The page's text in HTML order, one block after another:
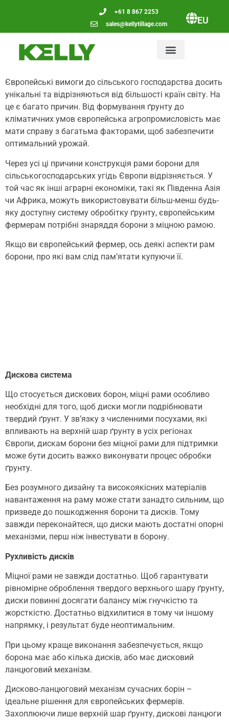
+61 8 867 2253
sales@kellytillage.com
EU
Європейські вимоги до сільського господарства досить
унікальні та відрізняються від більшості країн світу. На
це є багато причин. Від формування ґрунту до
кліматичних умов європейська агропромисловість має
мати справу з багатьма факторами, щоб забезпечити
оптимальний урожай.
Через усі ці причини конструкція рами борони для
сільськогосподарських угідь Європи відрізняється. У
той час як інші аграрні економіки, такі як Південна Азія
чи Африка, можуть використовувати більш-менш будь-
яку доступну систему обробітку ґрунту, європейським
фермерам потрібні знаряддя борони з міцною рамою.
Якщо ви європейський фермер, ось деякі аспекти рам
борони, про які вам слід пам’ятати купуючи її.
Дискова система
Що стосується дискових борон, міцні рами особливо
необхідні для того, щоб диски могли подрібнювати
твердий ґрунт. У зв’язку з численними посухами, які
впливають на верхній шар ґрунту в усіх регіонах
Європи, дискам борони без міцної рами для підтримки
може бути досить важко виконувати процес обробки
ґрунту.
Без розумного дизайну та високоякісних матеріалів
навантаження на раму може стати занадто сильним, що
призведе до пошкодження борони та дисків. Тому
завжди переконайтеся, що диски мають достатні опорні
механізми, перш ніж інвестувати в борону.
Рухливість дисків
Міцної рами не завжди достатньо. Щоб гарантувати
рівномірне оброблення твердого верхнього шару ґрунту,
диски повинні досягати балансу між гнучкістю та
жорсткістю. Достатньо відхилитися в тому чи іншому
напрямку, і результат буде неоптимальним.
При цьому краще виконання забезпечується, якщо
борона має або кілька дисків, або має дисковий
ланцюговий механізм.
Дисково-ланцюговий механізм сучасних борін –
ідеальне рішення для європейських фермерів.
Захоплюючи лише верхній шар ґрунту, дискові ланцюги